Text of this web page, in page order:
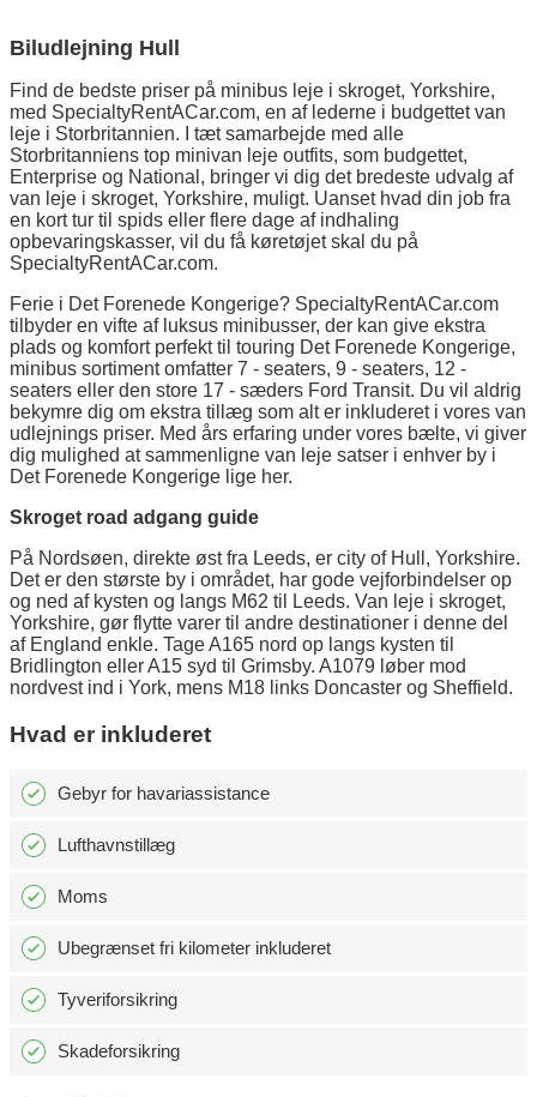
Biludlejning Hull
Find de bedste priser på minibus leje i skroget, Yorkshire,
med SpecialtyRentACar.com, en af lederne i budgettet van
leje i Storbritannien. I tæt samarbejde med alle
Storbritanniens top minivan leje outfits, som budgettet,
Enterprise og National, bringer vi dig det bredeste udvalg af
van leje i skroget, Yorkshire, muligt. Uanset hvad din job fra
en kort tur til spids eller flere dage af indhaling
opbevaringskasser, vil du få køretøjet skal du på
SpecialtyRentACar.com.
Ferie i Det Forenede Kongerige? SpecialtyRentACar.com
tilbyder en vifte af luksus minibusser, der kan give ekstra
plads og komfort perfekt til touring Det Forenede Kongerige,
minibus sortiment omfatter 7 - seaters, 9 - seaters, 12 -
seaters eller den store 17 - sæders Ford Transit. Du vil aldrig
bekymre dig om ekstra tillæg som alt er inkluderet i vores van
udlejnings priser. Med års erfaring under vores bælte, vi giver
dig mulighed at sammenligne van leje satser i enhver by i
Det Forenede Kongerige lige her.
Skroget road adgang guide
På Nordsøen, direkte øst fra Leeds, er city of Hull, Yorkshire.
Det er den største by i området, har gode vejforbindelser op
og ned af kysten og langs M62 til Leeds. Van leje i skroget,
Yorkshire, gør flytte varer til andre destinationer i denne del
af England enkle. Tage A165 nord op langs kysten til
Bridlington eller A15 syd til Grimsby. A1079 løber mod
nordvest ind i York, mens M18 links Doncaster og Sheffield.
Hvad er inkluderet
Gebyr for havariassistance
Lufthavnstillæg
Moms
Ubegrænset fri kilometer inkluderet
Tyveriforsikring
Skadeforsikring